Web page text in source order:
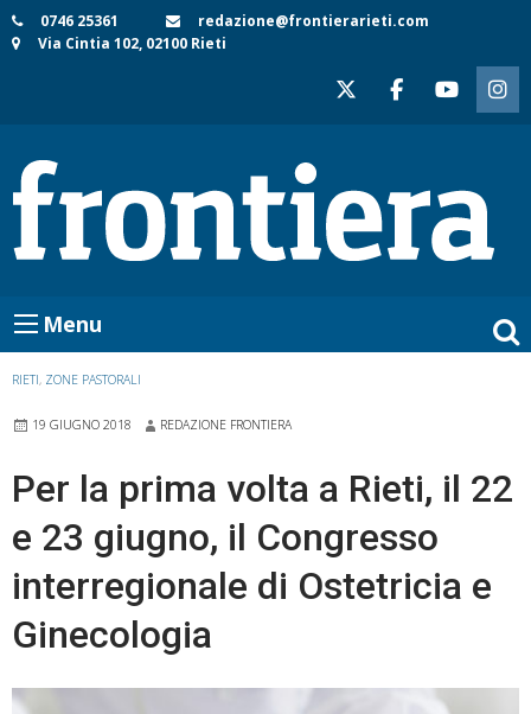
Skip
to
0746 25361
redazione@frontierarieti.com
Via Cintia 102, 02100 Rieti
Menu
RIETI, ZONE PASTORALI
19 GIUGNO 2018 REDAZIONE FRONTIERA
Per la prima volta a Rieti, il 22
e 23 giugno, il Congresso
interregionale di Ostetricia e
Ginecologia